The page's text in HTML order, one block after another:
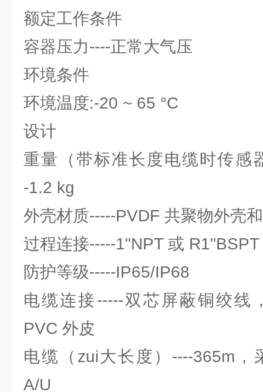
额定工作条件
容器压力----正常大气压
环境条件
环境温度:-20 ~ 65 °C
设计
重量（带标准长度电缆时传感
-1.2 kg
外壳材质-----PVDF 共聚物外壳
过程连接-----1"NPT 或 R1"BSPT
防护等级-----IP65/IP68
电缆连接-----双芯屏蔽铜绞线
PVC 外皮
电缆（zui大长度）----365m，
A/U